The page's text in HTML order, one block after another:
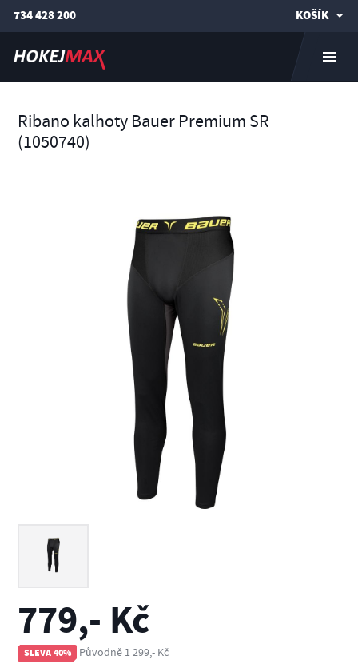
734 428 200 KOŠÍK
Ribano kalhoty Bauer Premium SR
(1050740)
779,- Kč
SLEVA 40% Původně 1 299,- Kč